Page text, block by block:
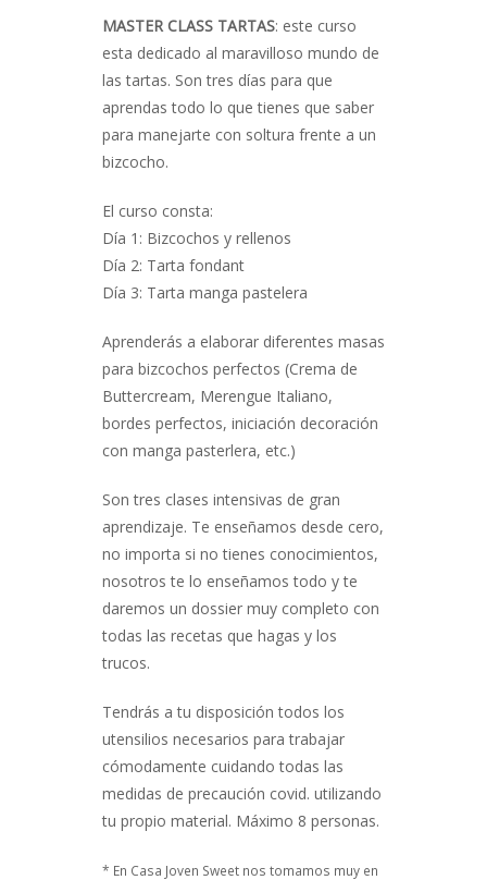
MASTER CLASS TARTAS: este curso
esta dedicado al maravilloso mundo de
las tartas. Son tres días para que
aprendas todo lo que tienes que saber
para manejarte con soltura frente a un
bizcocho.
El curso consta:
Día 1: Bizcochos y rellenos
Día 2: Tarta fondant
Día 3: Tarta manga pastelera
Aprenderás a elaborar diferentes masas
para bizcochos perfectos (Crema de
Buttercream, Merengue Italiano,
bordes perfectos, iniciación decoración
con manga pasterlera, etc.)
Son tres clases intensivas de gran
aprendizaje. Te enseñamos desde cero,
no importa si no tienes conocimientos,
nosotros te lo enseñamos todo y te
daremos un dossier muy completo con
todas las recetas que hagas y los
trucos.
Tendrás a tu disposición todos los
utensilios necesarios para trabajar
cómodamente cuidando todas las
medidas de precaución covid. utilizando
tu propio material. Máximo 8 personas.
* En Casa Joven Sweet nos tomamos muy en